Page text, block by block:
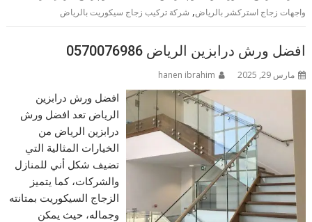
واجهات زجاج استركشر بالرياض, شركة تركيب زجاج سيكوريت بالرياض
افضل ورش درابزين الرياض 0570076986
مارس 29, 2025 hanen ibrahim
افضل ورش درابزين
الرياض تعد افضل ورش
درابزين الرياض من
الخيارات المثالية التي
تضيف شكل أني للمنازل
والشركات، كما يتميز
الزجاج السيكوريت بمتانته
وجماله، حيث يمكن